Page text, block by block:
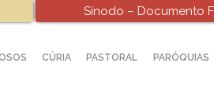
Sínodo – Documento
CÚRIA PASTORAL PARÓQUIAS